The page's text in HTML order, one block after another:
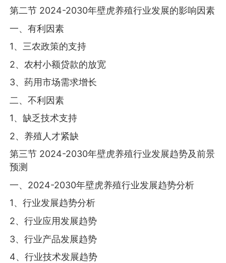
第二节 2024-2030年壁虎养殖行业发展的影响因素
一、有利因素
1、三农政策的支持
2、农村小额贷款的放宽
3、药用市场需求增长
二、不利因素
1、缺乏技术支持
2、养殖人才紧缺
第三节 2024-2030年壁虎养殖行业发展趋势及前景
预测
一、2024-2030年壁虎养殖行业发展趋势分析
1、行业发展趋势分析
2、行业应用发展趋势
3、行业产品发展趋势
4、行业技术发展趋势